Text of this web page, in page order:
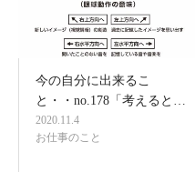
今の自分に出来るこ
と・・no.178「考えると…
2020.11.4
お仕事のこと